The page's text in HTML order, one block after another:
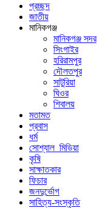
প্রচ্ছদ
জাতীয়
মানিকগঞ্জ
মানিকগঞ্জ সদর
সিংগাইর
হরিরামপুর
দৌলতপুর
সাটুরিয়া
ঘিওর
শিবালয়
মতামত
প্রবাস
ধর্ম
সোশ্যাল_মিডিয়া
কৃষি
সাক্ষাতকার
ফিচার
জনদুর্ভোগ
সাহিত্য-সংস্কৃতি